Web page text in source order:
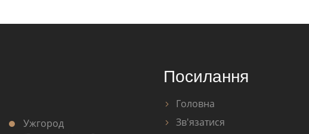
Ужгород
Посилання
Головна
Зв'язатися